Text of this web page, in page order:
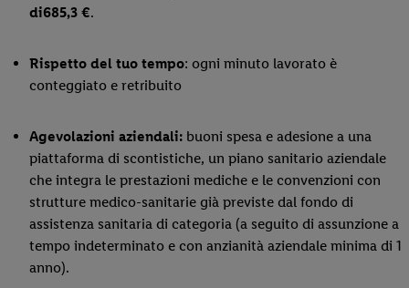
di685,3 €.
Rispetto del tuo tempo: ogni minuto lavorato è
conteggiato e retribuito
Agevolazioni aziendali: buoni spesa e adesione a una
piattaforma di scontistiche, un piano sanitario aziendale
che integra le prestazioni mediche e le convenzioni con
strutture medico-sanitarie già previste dal fondo di
assistenza sanitaria di categoria (a seguito di assunzione a
tempo indeterminato e con anzianità aziendale minima di 1
anno).